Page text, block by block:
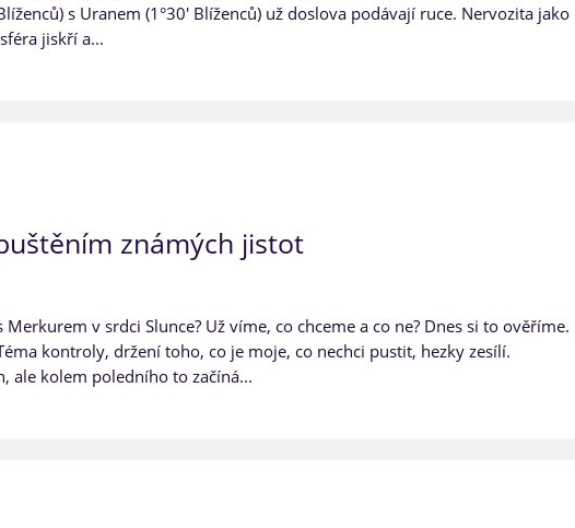
s Uranem (1°30' Blíženců) už doslova podávají ruce. Nervozita jako
jiskří a...
známých jistot
v srdci Slunce? Už víme, co chceme a co ne? Dnes si to ověříme.
kontroly, držení toho, co je moje, co nechci pustit, hezky zesílí.
ale kolem poledního to začíná...